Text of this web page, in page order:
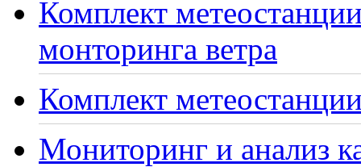
Комплект
монторинга ветра
Комплект
Мониторинг и анализ